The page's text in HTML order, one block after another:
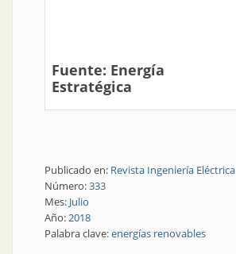
Fuente: Energía
Estratégica
Publicado en: Revista Ingeniería Eléctrica
Número:333
Mes: Julio
Año:2018
Palabra clave:energías renovables